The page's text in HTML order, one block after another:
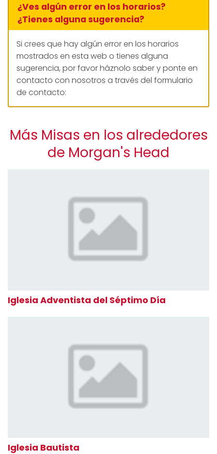
¿Ves algún error en los horarios?
¿Tienes alguna sugerencia?
Si crees que hay algún error en los horarios
mostrados en esta web o tienes alguna
sugerencia, por favor háznolo saber y ponte en
contacto con nosotros a través del formulario
de contacto:
Más Misas en los alrededores
de Morgan's Head
Iglesia Adventista del Séptimo Día
Iglesia Bautista